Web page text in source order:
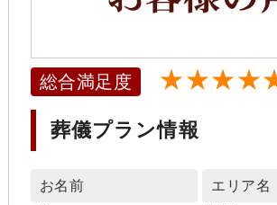
総合満足度
葬儀プラン情報
お名前
エリア名